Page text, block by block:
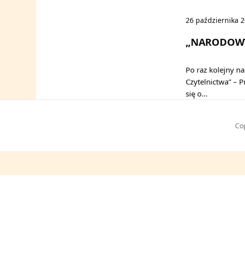
26 października
Po raz kolejny
Czytelnictwa” –
się o…